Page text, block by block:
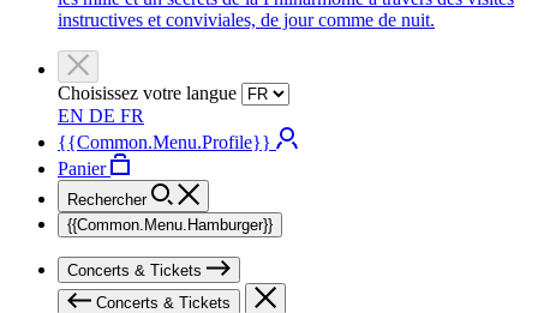
instructives et conviviales, de jour comme de nuit.
Choisissez votre langue
EN DE FR
{{Common.Menu.Profile}}
Panier
Rechercher
{{Common.Menu.Hamburger}}
Concerts & Tickets
Concerts & Tickets